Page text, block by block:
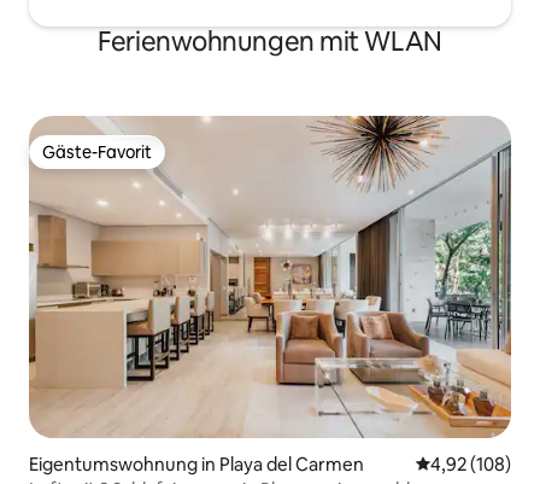
Ferienwohnungen mit WLAN
Gäste-Favorit
Gäste-Favorit
Eigentumswohnung in Playa del Carmen
4,92 (108)